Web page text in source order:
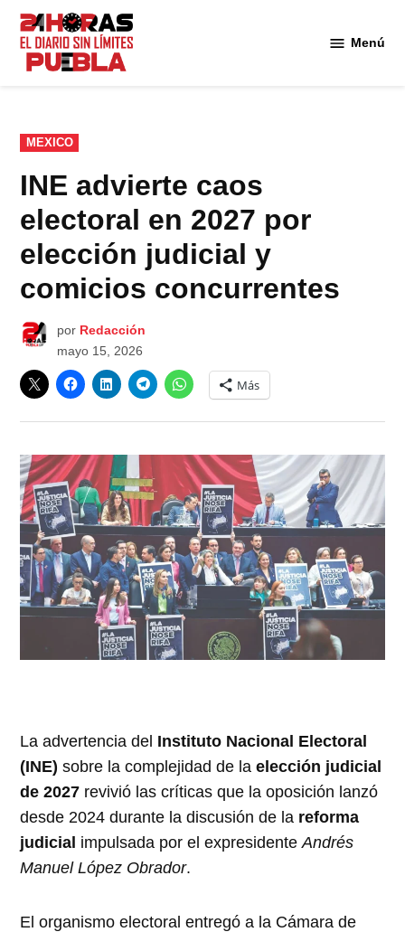
Saltar
contenido
Menú
PUBLICADO
EN
MEXICO
INE advierte caos
electoral en 2027 por
elección judicial y
comicios concurrentes
por Redacción
mayo 15, 2026
Más
La advertencia del Instituto Nacional Electoral
(INE) sobre la complejidad de laelección judicial
de 2027 revivió las críticas que la oposición lanzó
desde 2024 durante la discusión de la reforma
judicial impulsada por el expresidenteAndrés
Manuel López Obrador.
El organismo electoral entregó a la Cámara de